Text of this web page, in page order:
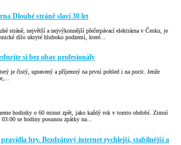
Dlouhé stráně slaví 30 let
stráně, největší a nejvýkonnější přečerpávací elektrárna v Česku, je
dílo ukryté hluboko podzemí, které...
si bez obav profesionály
je čistý, upravený a příjemný na první pohled i na pocit. Jenže
hodinky o 60 minut zpět, jako každý rok v tomto období. Zimní
se hodiny posunou zpátky na...
hry. Bezdrátový internet rychlejší, stabilnější a